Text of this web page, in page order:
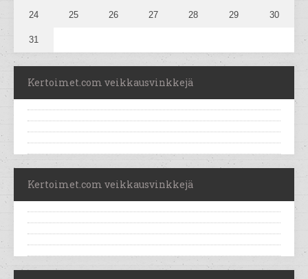
24 25 26 27 28 29 30
31
Kertoimet.com veikkausvinkkejä
Kertoimet.com veikkausvinkkejä